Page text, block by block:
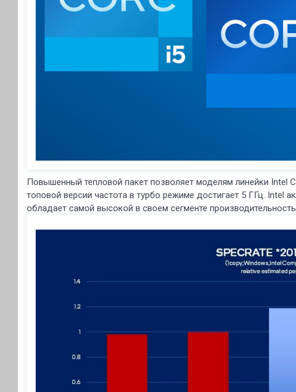
Повышенный тепловой пакет позволяет моделям линейки Intel
топовой версии частота в турбо режиме достигает 5 ГГц. Intel
обладает самой высокой в своем сегменте